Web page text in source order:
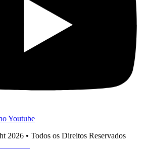
Youtube
• Todos os Direitos Reservados